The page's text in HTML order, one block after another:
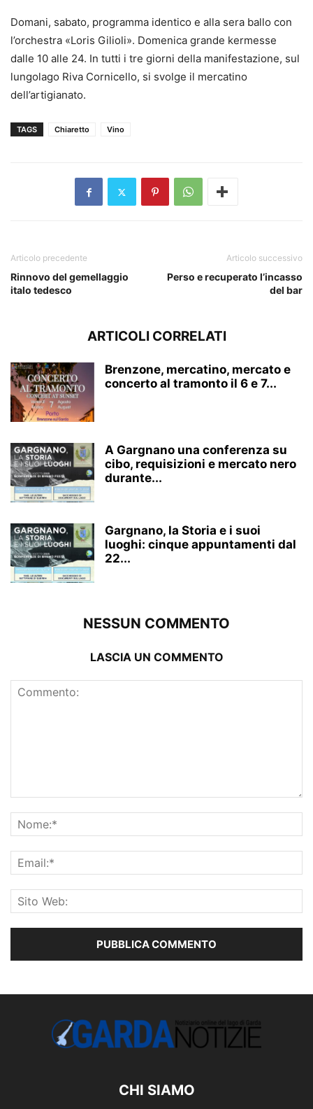
Domani, sabato, programma identico e alla sera ballo con
l’orchestra «Loris Gilioli». Domenica grande kermesse
dalle 10 alle 24. In tutti i tre giorni della manifestazione, sul
lungolago Riva Cornicello, si svolge il mercatino
dell’artigianato.
TAGS Chiaretto Vino
Articolo precedente
Rinnovo del gemellaggio
italo tedesco
Articolo successivo
Perso e recuperato l’incasso
del bar
ARTICOLI CORRELATI
Brenzone, mercatino, mercato e
concerto al tramonto il 6 e 7...
A Gargnano una conferenza su
cibo, requisizioni e mercato nero
durante...
Gargnano, la Storia e i suoi
luoghi: cinque appuntamenti dal
22...
NESSUN COMMENTO
LASCIA UN COMMENTO
CHI SIAMO